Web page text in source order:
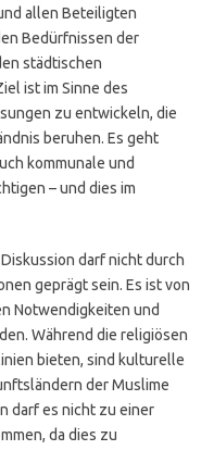
allen Beteiligten
Bedürfnissen der
städtischen
ist im Sinne des
zu entwickeln, die
beruhen. Es geht
kommunale und
– und dies im
darf nicht durch
geprägt sein. Es ist von
Notwendigkeiten und
Während die religiösen
bieten, sind kulturelle
der Muslime
darf es nicht zu einer
da dies zu